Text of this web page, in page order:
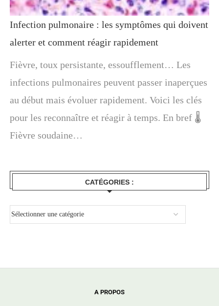
Infection pulmonaire : les symptômes qui doivent
alerter et comment réagir rapidement
Fièvre, toux persistante, essoufflement… Les
infections pulmonaires peuvent passer inaperçues
au début mais évoluer rapidement. Voici les clés
pour les reconnaître et réagir à temps. En bref 🌡️
Fièvre soudaine…
CATÉGORIES :
A PROPOS